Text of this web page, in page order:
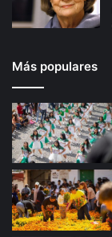
Más populares